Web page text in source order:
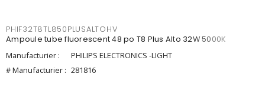
PHIF32T8TL850PLUSALTOHV
Ampoule tube fluorescent 48 po T8 Plus Alto 32W 5000K
Manufacturier :
PHILIPS ELECTRONICS -LIGHT
# Manufacturier : 281816